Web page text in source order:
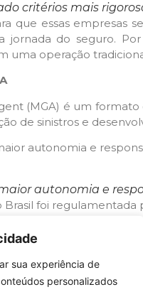
sua experiência de
personalizados
critérios mais
que essas empresas
jornada do seguro.
uma operação
(MGA) é um
de sinistros e
autonomia e
autonomia e
Brasil foi regulamentada
de
dos segurados.
do Seguro
,Seguros BR,Jornal